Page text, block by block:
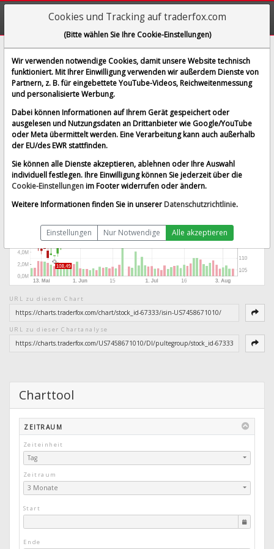
Pultegroup
[PHM | WKN 854435 | ISIN US7458671010]
129,622 $ -2,55 %
Echtzeit-Aktienkurs vom 06.08.2026 um 19:59 Uhr
Echtzeit USD Splitbereinigt
URL zu diesem Chart
URL zu dieser Chartanalyse
Charttool
ZEITRAUM
Zeiteinheit
Tag
Zeitraum
3 Monate
Start
Ende
Cookies und Tracking auf traderfox.com
(Bitte wählen Sie Ihre Cookie-Einstellungen)
Wir verwenden notwendige Cookies, damit unsere Website technisch
funktioniert. Mit Ihrer Einwilligung verwenden wir außerdem Dienste von
Partnern, z. B. für eingebettete YouTube-Videos, Reichweitenmessung
und personalisierte Werbung.
Dabei können Informationen auf Ihrem Gerät gespeichert oder
ausgelesen und Nutzungsdaten an Drittanbieter wie Google/YouTube
oder Meta übermittelt werden. Eine Verarbeitung kann auch außerhalb
der EU/des EWR stattfinden.
Sie können alle Dienste akzeptieren, ablehnen oder Ihre Auswahl
individuell festlegen. Ihre Einwilligung können Sie jederzeit über die
Cookie-Einstellungenim Footer widerrufen oder ändern.
Weitere Informationen finden Sie in unserer Datenschutzrichtlinie.
Einstellungen Nur Notwendige Alle akzeptieren